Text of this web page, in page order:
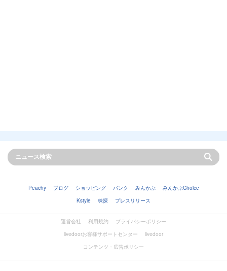
Peachy ブログ ショッピング バンク みんかぶ
みんかぶChoice
Kstyle
株探 プレスリリース
運営会社 利用規約
プライバシーポリシー
livedoorお客様サポートセンター
livedoor
コンテンツ・広告ポリシー